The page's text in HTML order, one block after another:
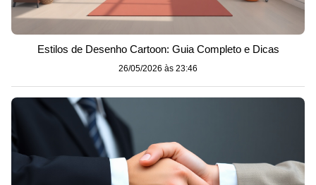
Estilos de Desenho Cartoon: Guia Completo e Dicas
26/05/2026 às 23:46